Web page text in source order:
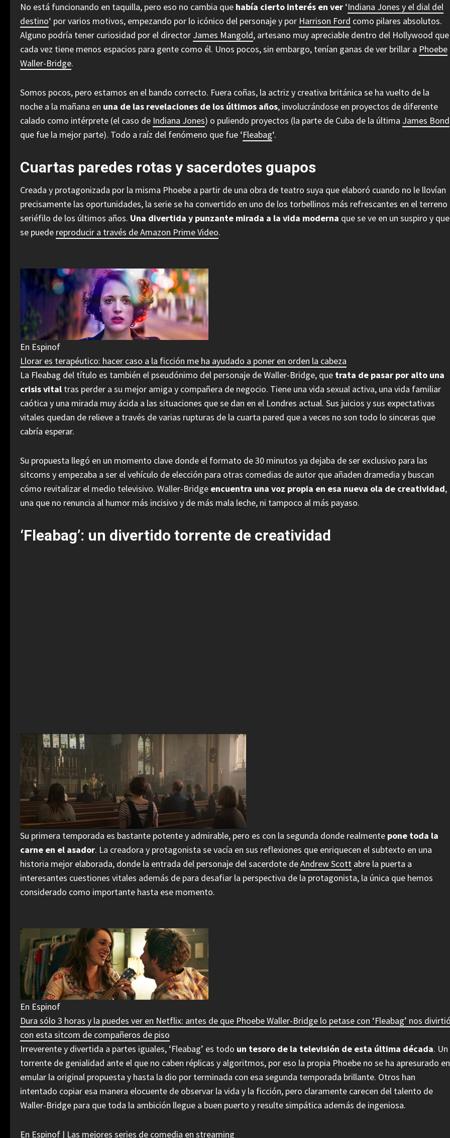
No está funcionando en taquilla, pero eso no cambia que había cierto interés en ver ‘Indiana Jones y el dial del
destino‘ por varios motivos, empezando por lo icónico del personaje y por Harrison Ford como pilares absolutos.
Alguno podría tener curiosidad por el director James Mangold, artesano muy apreciable dentro del Hollywood que
cada vez tiene menos espacios para gente como él. Unos pocos, sin embargo, tenían ganas de ver brillar a Phoebe
Waller-Bridge.
Somos pocos, pero estamos en el bando correcto. Fuera coñas, la actriz y creativa británica se ha vuelto de la
noche a la mañana en una de las revelaciones de los últimos años, involucrándose en proyectos de diferente
calado como intérprete (el caso de Indiana Jones) o puliendo proyectos (la parte de Cuba de la última James Bond
que fue la mejor parte). Todo a raíz del fenómeno que fue ‘Fleabag‘.
Cuartas paredes rotas y sacerdotes guapos
Creada y protagonizada por la misma Phoebe a partir de una obra de teatro suya que elaboró cuando no le llovían
precisamente las oportunidades, la serie se ha convertido en uno de los torbellinos más refrescantes en el terreno
seriéfilo de los últimos años. Una divertida y punzante mirada a la vida moderna que se ve en un suspiro y que
se puede reproducir a través de Amazon Prime Video.
En Espinof
Llorar es terapéutico: hacer caso a la ficción me ha ayudado a poner en orden la cabeza
La Fleabag del título es también el pseudónimo del personaje de Waller-Bridge, que trata de pasar por alto una
crisis vital tras perder a su mejor amiga y compañera de negocio. Tiene una vida sexual activa, una vida familiar
caótica y una mirada muy ácida a las situaciones que se dan en el Londres actual. Sus juicios y sus expectativas
vitales quedan de relieve a través de varias rupturas de la cuarta pared que a veces no son todo lo sinceras que
cabría esperar.
Su propuesta llegó en un momento clave donde el formato de 30 minutos ya dejaba de ser exclusivo para las
sitcoms y empezaba a ser el vehículo de elección para otras comedias de autor que añaden dramedia y buscan
cómo revitalizar el medio televisivo. Waller-Bridge encuentra una voz propia en esa nueva ola de creatividad,
una que no renuncia al humor más incisivo y de más mala leche, ni tampoco al más payaso.
‘Fleabag’: un divertido torrente de creatividad
Su primera temporada es bastante potente y admirable, pero es con la segunda donde realmente pone toda la
carne en el asador. La creadora y protagonista se vacía en sus reflexiones que enriquecen el subtexto en una
historia mejor elaborada, donde la entrada del personaje del sacerdote deAndrew Scott abre la puerta a
interesantes cuestiones vitales además de para desafiar la perspectiva de la protagonista, la única que hemos
considerado como importante hasta ese momento.
En Espinof
Dura sólo 3 horas y la puedes ver en Netflix: antes de que Phoebe Waller-Bridge lo petase con ‘Fleabag’ nos
con esta sitcom de compañeros de piso
Irreverente y divertida a partes iguales, ‘Fleabag’ es todo un tesoro de la televisión de esta última década. Un
torrente de genialidad ante el que no caben réplicas y algoritmos, por eso la propia Phoebe no se ha apresurado en
emular la original propuesta y hasta la dio por terminada con esa segunda temporada brillante. Otros han
intentado copiar esa manera elocuente de observar la vida y la ficción, pero claramente carecen del talento de
Waller-Bridge para que toda la ambición llegue a buen puerto y resulte simpática además de ingeniosa.
En Espinof | Las mejores series de comedia en streaming